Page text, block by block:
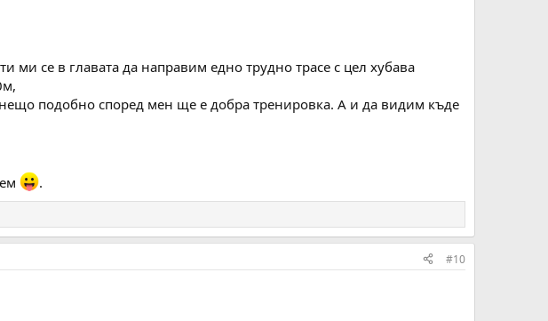
ми се в главата да направим едно трудно трасе с цел хубава
подобно според мен ще е добра тренировка. А и да видим къде
.
#10